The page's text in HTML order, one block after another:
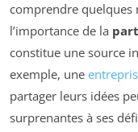
comprendre quelques
l’importance de la
constitue une source
exemple, une
partager leurs idées
surprenantes à ses